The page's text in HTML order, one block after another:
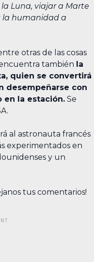
Luna, viajar a Marte
la humanidad a
otras de las cosas
también la
quien se convertirá
desempeñarse con
en la estación. Se
al astronauta francés
experimentados en
y un
tus comentarios!